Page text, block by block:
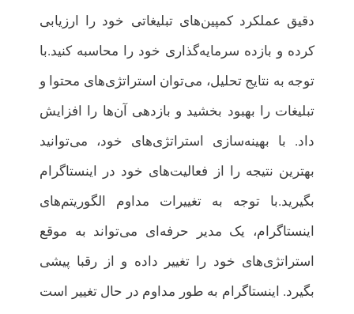
دقیق عملکرد کمپین‌های تبلیغاتی خود را ارزیابی
کرده و بازده سرمایه‌گذاری خود را محاسبه کنید.با
توجه به نتایج تحلیل، می‌توان استراتژی‌های محتوا و
تبلیغات را بهبود بخشید و بازدهی آن‌ها را افزایش
داد. با بهینه‌سازی استراتژی‌های خود، می‌توانید
بهترین نتیجه را از فعالیت‌های خود در اینستاگرام
بگیرید.با توجه به تغییرات مداوم الگوریتم‌های
اینستاگرام، یک مدیر حرفه‌ای می‌تواند به موقع
استراتژی‌های خود را تغییر داده و از رقبا پیشی
بگیرد. اینستاگرام به طور مداوم در حال تغییر است